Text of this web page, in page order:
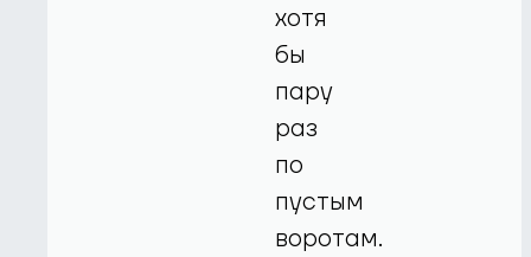
хотя
бы
пару
раз
по
пустым
воротам.